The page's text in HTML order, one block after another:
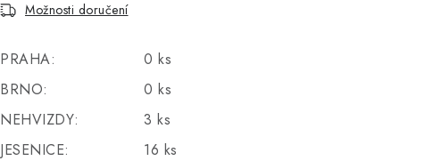
Možnosti doručení
PRAHA:
0 ks
BRNO:
0 ks
NEHVIZDY:
3 ks
JESENICE:
16 ks